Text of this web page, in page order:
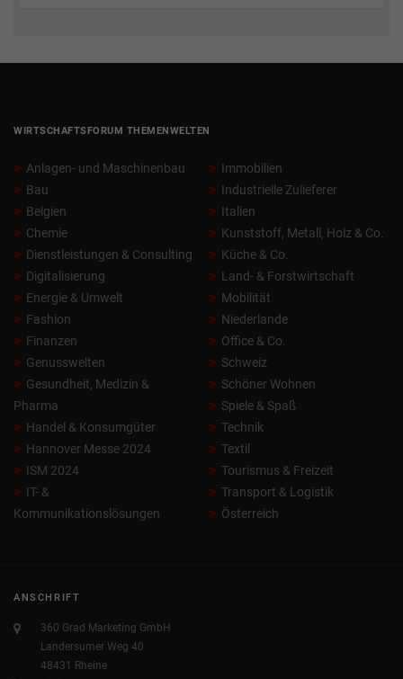
WIRTSCHAFTSFORUM THEMENWELTEN
Anlagen- und Maschinenbau
Bau
Belgien
Chemie
Dienstleistungen & Consulting
Digitalisierung
Energie & Umwelt
Fashion
Finanzen
Genusswelten
Gesundheit, Medizin &
Pharma
Handel & Konsumgüter
Hannover Messe 2024
ISM 2024
IT- &
Kommunikationslösungen
Immobilien
Industrielle Zulieferer
Italien
Kunststoff, Metall, Holz & Co.
Küche & Co.
Land- & Forstwirtschaft
Mobilität
Niederlande
Office & Co.
Schweiz
Schöner Wohnen
Spiele & Spaß
Technik
Textil
Tourismus & Freizeit
Transport & Logistik
Österreich
ANSCHRIFT
360 Grad Marketing GmbH
Landersumer Weg 40
48431 Rheine